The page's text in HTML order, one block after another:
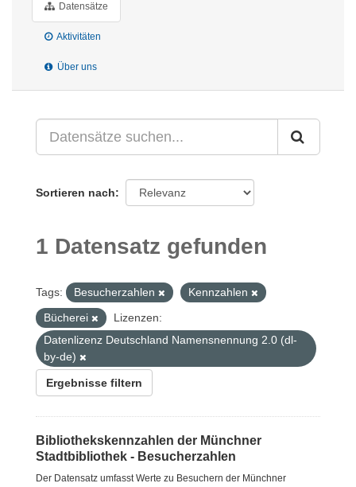
Datensätze
Aktivitäten
Über uns
Sortieren nach
1 Datensatz gefunden
Tags: Besucherzahlen
Kennzahlen
Bücherei
Lizenzen:
Datenlizenz Deutschland Namensnennung 2.0 (dl-
by-de)
Ergebnisse filtern
Bibliothekskennzahlen der Münchner
Stadtbibliothek - Besucherzahlen
Der Datensatz umfasst Werte zu Besuchern der Münchner